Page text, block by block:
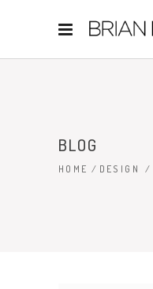
BLOG
HOME / DESIGN /